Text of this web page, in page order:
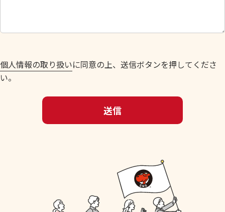
だ
い
。
個人情報の取り扱いに同意の上、送信ボタンを押してくださ
い。